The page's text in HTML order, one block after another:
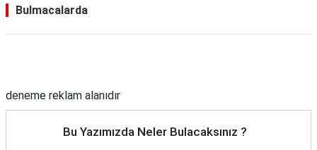
Bulmacalarda
deneme reklam alanıdır
Bu Yazımızda Neler Bulacaksınız ?